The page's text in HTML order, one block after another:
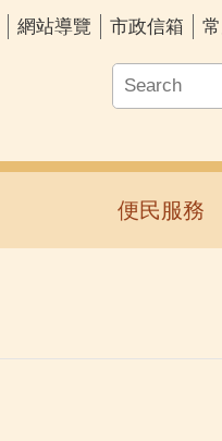
網站導覽 市政信箱
便民服務